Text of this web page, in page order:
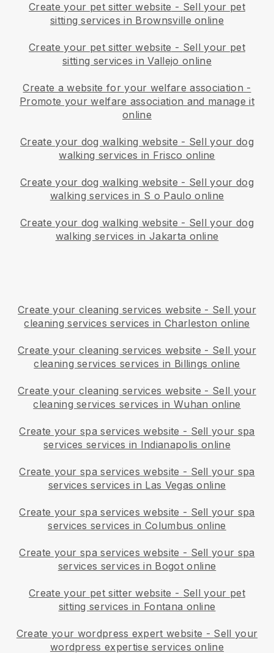
Create your pet sitter website - Sell your pet
sitting services in Brownsville online
Create your pet sitter website - Sell your pet
sitting services in Vallejo online
Create a website for your welfare association -
Promote your welfare association and manage it
online
Create your dog walking website - Sell your dog
walking services in Frisco online
Create your dog walking website - Sell your dog
walking services in S o Paulo online
Create your dog walking website - Sell your dog
walking services in Jakarta online
Create your cleaning services website - Sell your
cleaning services services in Charleston online
Create your cleaning services website - Sell your
cleaning services services in Billings online
Create your cleaning services website - Sell your
cleaning services services in Wuhan online
Create your spa services website - Sell your spa
services services in Indianapolis online
Create your spa services website - Sell your spa
services services in Las Vegas online
Create your spa services website - Sell your spa
services services in Columbus online
Create your spa services website - Sell your spa
services services in Bogot online
Create your pet sitter website - Sell your pet
sitting services in Fontana online
Create your wordpress expert website - Sell your
wordpress expertise services online